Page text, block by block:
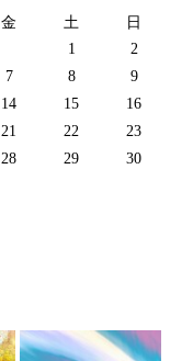
金 土
日
1
2
7 8
9
14 15
16
21 22
23
28 29
30